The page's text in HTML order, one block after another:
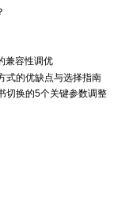
兼容性调优
式的优缺点与选择指南
切换的5个关键参数调整